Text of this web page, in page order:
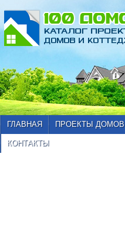
ГЛАВНАЯ ПРОЕКТЫ ДОМОВ
КОНТАКТЫ